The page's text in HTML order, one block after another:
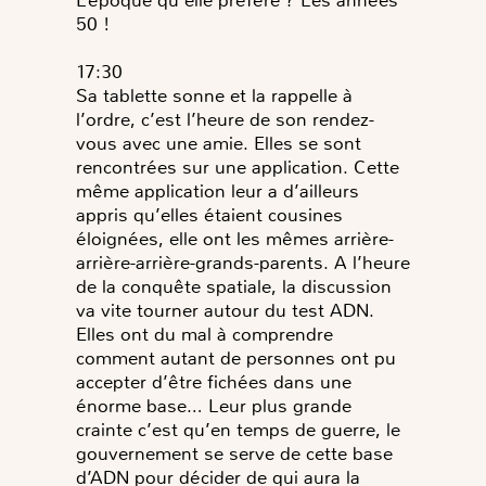
50 !
17:30
Sa tablette sonne et la rappelle à
l’ordre, c’est l’heure de son rendez-
vous avec une amie. Elles se sont
rencontrées sur une application. Cette
même application leur a d’ailleurs
appris qu’elles étaient cousines
éloignées, elle ont les mêmes arrière-
arrière-arrière-grands-parents. A l’heure
de la conquête spatiale, la discussion
va vite tourner autour du test ADN.
Elles ont du mal à comprendre
comment autant de personnes ont pu
accepter d’être fichées dans une
énorme base… Leur plus grande
crainte c’est qu’en temps de guerre, le
gouvernement se serve de cette base
d’ADN pour décider de qui aura la